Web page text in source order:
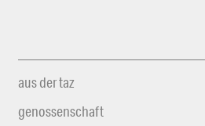
aus der taz
genossenschaft